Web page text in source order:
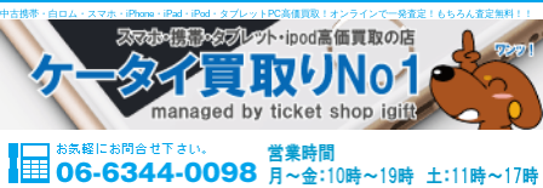
中古携帯・白ロム・スマホ・iPhone・iPad・iPod・タブレットPC高価買取！オンラインで一発査定！もちろん査定無料！！